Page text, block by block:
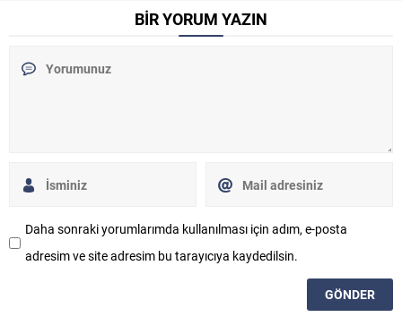
BİR YORUM YAZIN
Daha sonraki yorumlarımda kullanılması için adım, e-posta
adresim ve site adresim bu tarayıcıya kaydedilsin.